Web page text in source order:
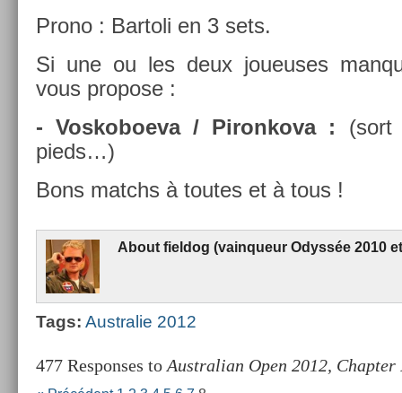
Prono : Bar­toli en 3 sets.
Si une ou les deux joueuses
vous pro­pose :
- Vos­koboeva / Piron­kova : (sort
pieds…)
Bons matchs à toutes et à tous !
About fiel­dog (vain­queur Odyssée 2010
Tags: Australie 2012
477 Responses to Australian Open 2012,